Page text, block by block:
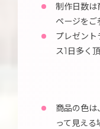
制作日数は
ページをご
プレゼント
ス1日多く
商品の色は
って見える